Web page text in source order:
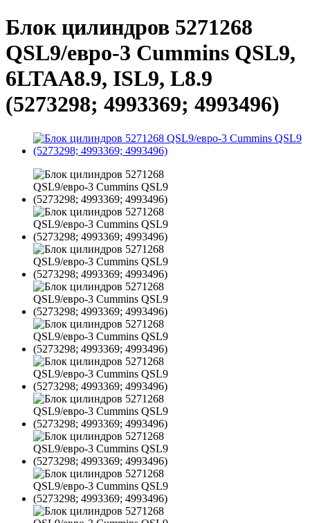
Блок цилиндров 5271268
QSL9/евро-3 Cummins QSL9,
6LTAA8.9, ISL9, L8.9
(5273298; 4993369; 4993496)